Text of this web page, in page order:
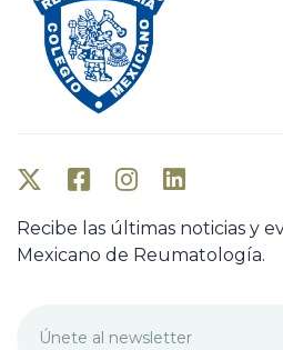
Recibe las últimas noticias y
Mexicano de Reumatología.